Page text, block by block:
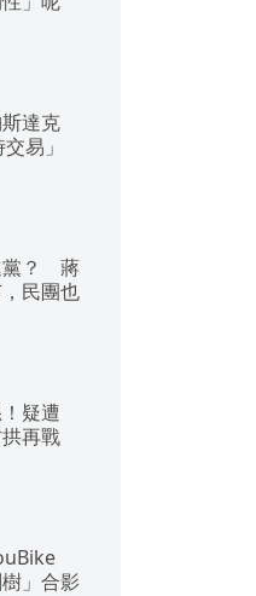
達克
易」
黨？ 蔣
民團也
疑遭
拱再戰
」合影